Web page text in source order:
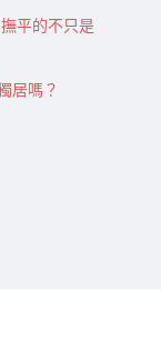
平的不只是
居嗎？